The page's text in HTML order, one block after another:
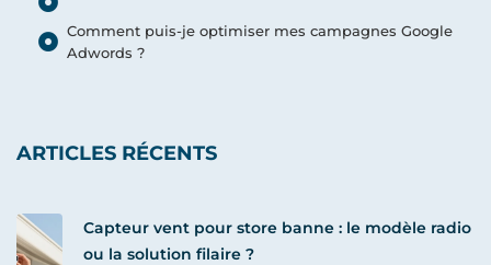
Comment puis-je optimiser mes campagnes Google
Adwords ?
ARTICLES RÉCENTS
Capteur vent pour store banne : le modèle radio
ou la solution filaire ?